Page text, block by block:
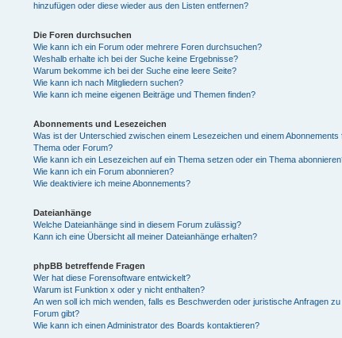
hinzufügen oder diese wieder aus den Listen entfernen?
Die Foren durchsuchen
Wie kann ich ein Forum oder mehrere Foren durchsuchen?
Weshalb erhalte ich bei der Suche keine Ergebnisse?
Warum bekomme ich bei der Suche eine leere Seite?
Wie kann ich nach Mitgliedern suchen?
Wie kann ich meine eigenen Beiträge und Themen finden?
Abonnements und Lesezeichen
Was ist der Unterschied zwischen einem Lesezeichen und einem Abonnements
Thema oder Forum?
Wie kann ich ein Lesezeichen auf ein Thema setzen oder ein Thema
Wie kann ich ein Forum abonnieren?
Wie deaktiviere ich meine Abonnements?
Dateianhänge
Welche Dateianhänge sind in diesem Forum zulässig?
Kann ich eine Übersicht all meiner Dateianhänge erhalten?
phpBB betreffende Fragen
Wer hat diese Forensoftware entwickelt?
Warum ist Funktion x oder y nicht enthalten?
An wen soll ich mich wenden, falls es Beschwerden oder juristische Anfragen
Forum gibt?
Wie kann ich einen Administrator des Boards kontaktieren?